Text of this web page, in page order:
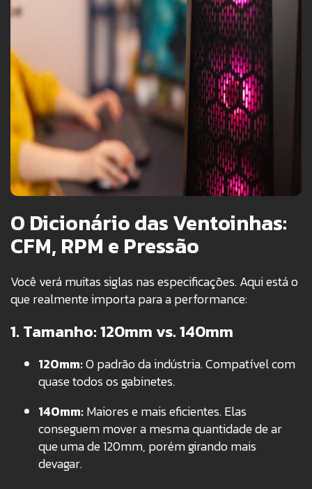
O Dicionário das Ventoinhas:
CFM, RPM e Pressão
Você verá muitas siglas nas especificações. Aqui está o
que realmente importa para a performance:
1. Tamanho: 120mm vs. 140mm
120mm:O padrão da indústria. Compatível com
quase todos os gabinetes.
140mm:Maiores e mais eficientes. Elas
conseguem mover a mesma quantidade de ar
que uma de 120mm, porém girando mais
devagar.